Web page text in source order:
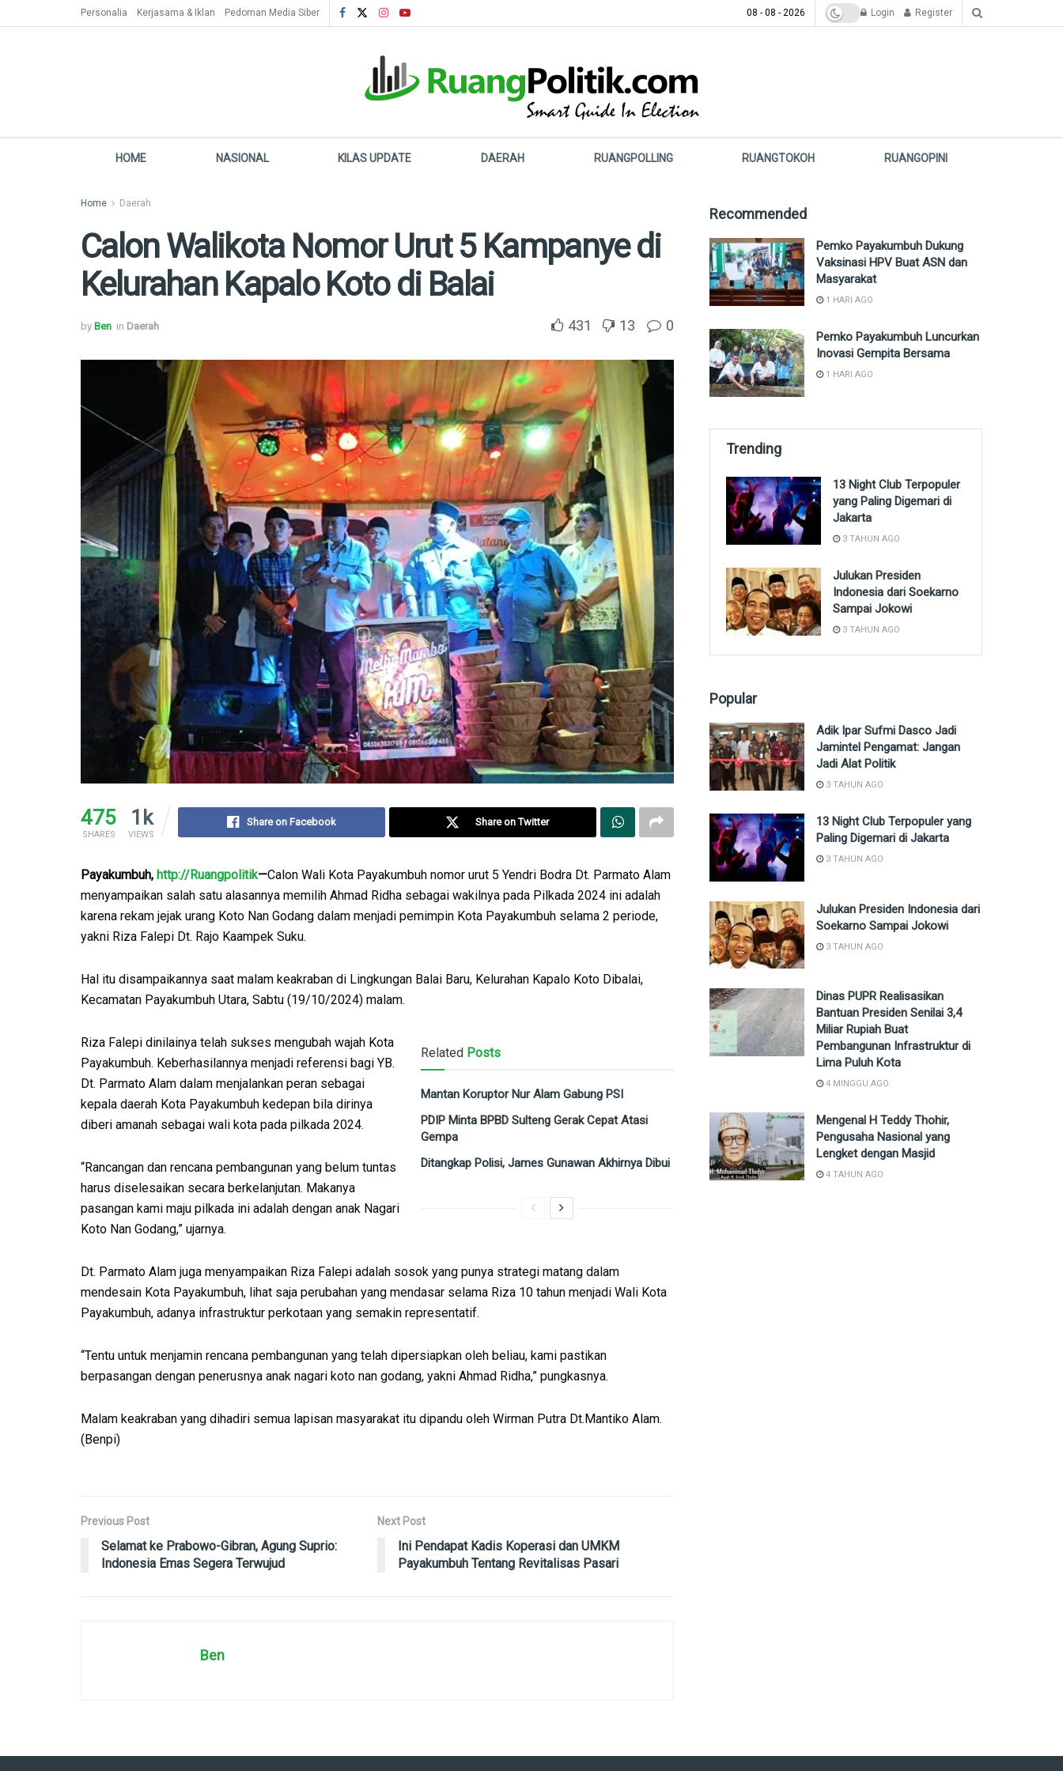
Personalia Kerjasama & Iklan Pedoman Media Siber 08 - 08 - 2026 Login Register
HOME NASIONAL KILAS UPDATE DAERAH RUANGPOLLING RUANGTOKOH RUANGOPINI
Home Daerah
Calon Walikota Nomor Urut 5 Kampanye di
Kelurahan Kapalo Koto di Balai
by Ben in Daerah 431 13 0
475
SHARES
1k
VIEWS
Share on Facebook Share on Twitter
Payakumbuh, http://Ruangpolitik—Calon Wali Kota Payakumbuh nomor urut 5 Yendri Bodra Dt. Parmato Alam
menyampaikan salah satu alasannya memilih Ahmad Ridha sebagai wakilnya pada Pilkada 2024 ini adalah
karena rekam jejak urang Koto Nan Godang dalam menjadi pemimpin Kota Payakumbuh selama 2 periode,
yakni Riza Falepi Dt. Rajo Kaampek Suku.
Hal itu disampaikannya saat malam keakraban di Lingkungan Balai Baru, Kelurahan Kapalo Koto Dibalai,
Kecamatan Payakumbuh Utara, Sabtu (19/10/2024) malam.
Related Posts
Mantan Koruptor Nur Alam Gabung PSI
PDIP Minta BPBD Sulteng Gerak Cepat Atasi
Gempa
Ditangkap Polisi, James Gunawan Akhirnya Dibui
Riza Falepi dinilainya telah sukses mengubah wajah Kota
Payakumbuh. Keberhasilannya menjadi referensi bagi YB.
Dt. Parmato Alam dalam menjalankan peran sebagai
kepala daerah Kota Payakumbuh kedepan bila dirinya
diberi amanah sebagai wali kota pada pilkada 2024.
“Rancangan dan rencana pembangunan yang belum tuntas
harus diselesaikan secara berkelanjutan. Makanya
pasangan kami maju pilkada ini adalah dengan anak Nagari
Koto Nan Godang,” ujarnya.
Dt. Parmato Alam juga menyampaikan Riza Falepi adalah sosok yang punya strategi matang dalam
mendesain Kota Payakumbuh, lihat saja perubahan yang mendasar selama Riza 10 tahun menjadi Wali Kota
Payakumbuh, adanya infrastruktur perkotaan yang semakin representatif.
“Tentu untuk menjamin rencana pembangunan yang telah dipersiapkan oleh beliau, kami pastikan
berpasangan dengan penerusnya anak nagari koto nan godang, yakni Ahmad Ridha,” pungkasnya.
Malam keakraban yang dihadiri semua lapisan masyarakat itu dipandu oleh Wirman Putra Dt.Mantiko Alam.
(Benpi)
Previous Post
Selamat ke Prabowo-Gibran, Agung Suprio:
Indonesia Emas Segera Terwujud
Next Post
Ini Pendapat Kadis Koperasi dan UMKM
Payakumbuh Tentang Revitalisas Pasari
Ben
Recommended
Pemko Payakumbuh Dukung
Vaksinasi HPV Buat ASN dan
Masyarakat
1 HARI AGO
Pemko Payakumbuh Luncurkan
Inovasi Gempita Bersama
1 HARI AGO
Trending
13 Night Club Terpopuler
yang Paling Digemari di
Jakarta
3 TAHUN AGO
Julukan Presiden
Indonesia dari Soekarno
Sampai Jokowi
3 TAHUN AGO
Popular
Adik Ipar Sufmi Dasco Jadi
Jamintel Pengamat: Jangan
Jadi Alat Politik
3 TAHUN AGO
13 Night Club Terpopuler yang
Paling Digemari di Jakarta
3 TAHUN AGO
Julukan Presiden Indonesia dari
Soekarno Sampai Jokowi
3 TAHUN AGO
Dinas PUPR Realisasikan
Bantuan Presiden Senilai 3,4
Miliar Rupiah Buat
Pembangunan Infrastruktur di
Lima Puluh Kota
4 MINGGU AGO
Mengenal H Teddy Thohir,
Pengusaha Nasional yang
Lengket dengan Masjid
4 TAHUN AGO